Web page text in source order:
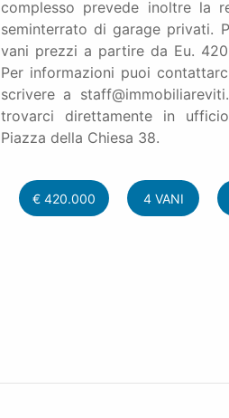
complesso prevede inoltre la
seminterrato di garage privati.
vani prezzi a partire da Eu.
Per informazioni puoi
scrivere a
trovarci direttamente in
Piazza della Chiesa 38.
€420.000 4 VANI